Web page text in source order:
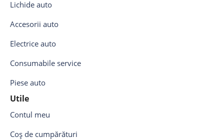
Lichide auto
Accesorii auto
Electrice auto
Consumabile service
Piese auto
Utile
Contul meu
Coș de cumpărături